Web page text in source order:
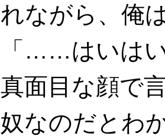
れながら、俺
「……はいは
真面目な顔で
奴なのだとわ